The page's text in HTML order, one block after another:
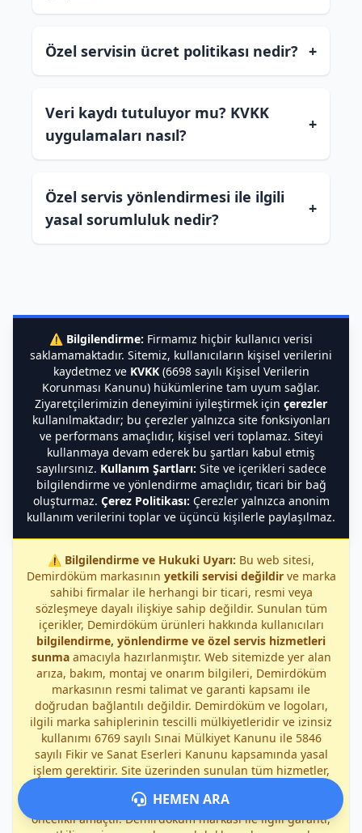
Özel servisin ücret politikası nedir? +
Veri kaydı tutuluyor mu? KVKK
uygulamaları nasıl?
+
Özel servis yönlendirmesi ile ilgili
yasal sorumluluk nedir?
+
⚠️ Bilgilendirme: Firmamız hiçbir kullanıcı verisi
saklamamaktadır. Sitemiz, kullanıcıların kişisel verilerini
kaydetmez ve KVKK(6698 sayılı Kişisel Verilerin
Korunması Kanunu) hükümlerine tam uyum sağlar.
Ziyaretçilerimizin deneyimini iyileştirmek için çerezler
kullanılmaktadır; bu çerezler yalnızca site fonksiyonları
ve performans amaçlıdır, kişisel veri toplamaz. Siteyi
kullanmaya devam ederek bu şartları kabul etmiş
sayılırsınız. Kullanım Şartları: Site ve içerikleri sadece
bilgilendirme ve yönlendirme amaçlıdır, ticari bir bağ
oluşturmaz. Çerez Politikası: Çerezler yalnızca anonim
kullanım verilerini toplar ve üçüncü kişilerle paylaşılmaz.
⚠️ Bilgilendirme ve Hukuki Uyarı: Bu web sitesi,
Demirdöküm markasının yetkili servisi değildirve marka
sahibi firmalar ile herhangi bir ticari, resmi veya
sözleşmeye dayalı ilişkiye sahip değildir. Sunulan tüm
içerikler, Demirdöküm ürünleri hakkında kullanıcıları
bilgilendirme, yönlendirme ve özel servis hizmetleri
sunmaamacıyla hazırlanmıştır. Web sitemizde yer alan
arıza, bakım, montaj ve onarım bilgileri, Demirdöküm
markasının resmi talimat ve garanti kapsamı ile
doğrudan bağlantılı değildir. Demirdöküm ve logoları,
ilgili marka sahiplerinin tescilli mülkiyetleridir ve izinsiz
kullanımı 6769 sayılı Sınai Mülkiyet Kanunu ile 5846
sayılı Fikir ve Sanat Eserleri Kanunu kapsamında yasal
işlem gerektirir. Site üzerinden sunulan tüm hizmetler,
kullanıcıların güvenliği ve doğru bilgilendirilmesi
öncelikli amaçtır. Demirdöküm markası ile ilgili garanti,
HEMEN ARA